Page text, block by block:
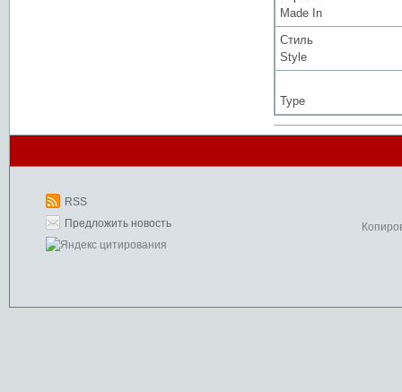
Made In
Стиль
Style
Type
RSS
Предложить новость